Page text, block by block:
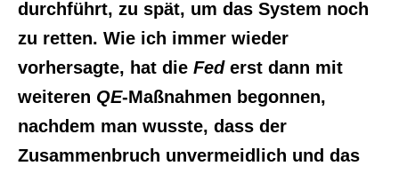
durchführt, zu spät, um das System noch
zu retten. Wie ich immer wieder
vorhersagte, hat die Federst dann mit
weiteren QE-Maßnahmen begonnen,
nachdem man wusste, dass der
Zusammenbruch unvermeidlich und das